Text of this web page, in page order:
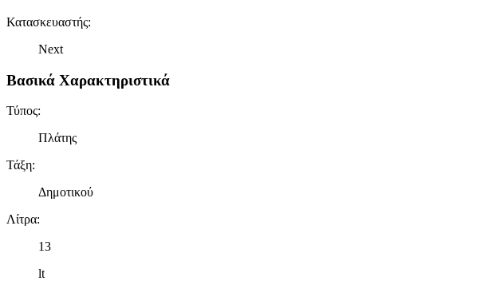
Κατασκευαστής:
Next
Βασικά Χαρακτηριστικά
Τύπος:
Πλάτης
Τάξη:
Δημοτικού
Λίτρα:
13
lt